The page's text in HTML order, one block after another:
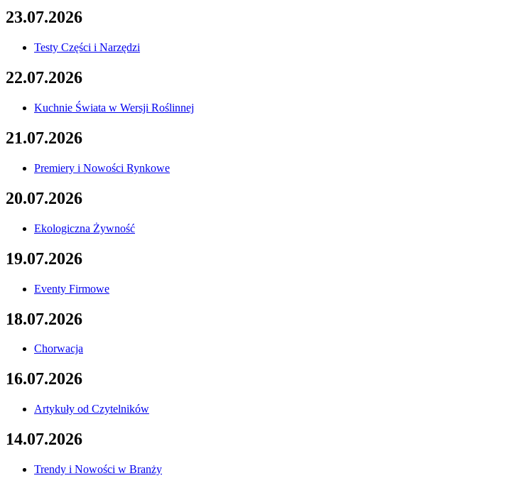
23.07.2026
Testy Części i Narzędzi
22.07.2026
Kuchnie Świata w Wersji Roślinnej
21.07.2026
Premiery i Nowości Rynkowe
20.07.2026
Ekologiczna Żywność
19.07.2026
Eventy Firmowe
18.07.2026
Chorwacja
16.07.2026
Artykuły od Czytelników
14.07.2026
Trendy i Nowości w Branży